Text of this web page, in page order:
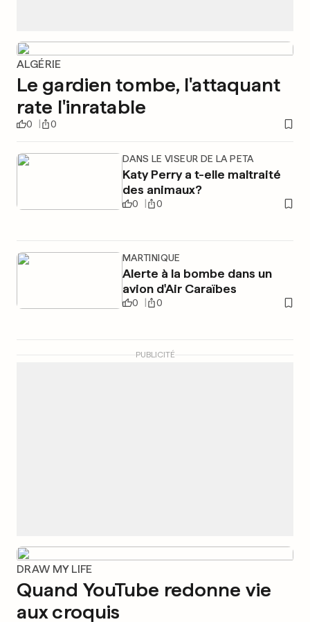
ALGÉRIE
Le gardien tombe, l'attaquant
rate l'inratable
0 0
DANS LE VISEUR DE LA PETA
Katy Perry a t-elle maltraité
des animaux?
0 0
MARTINIQUE
Alerte à la bombe dans un
avion d'Air Caraïbes
0 0
PUBLICITÉ
DRAW MY LIFE
Quand YouTube redonne vie
aux croquis